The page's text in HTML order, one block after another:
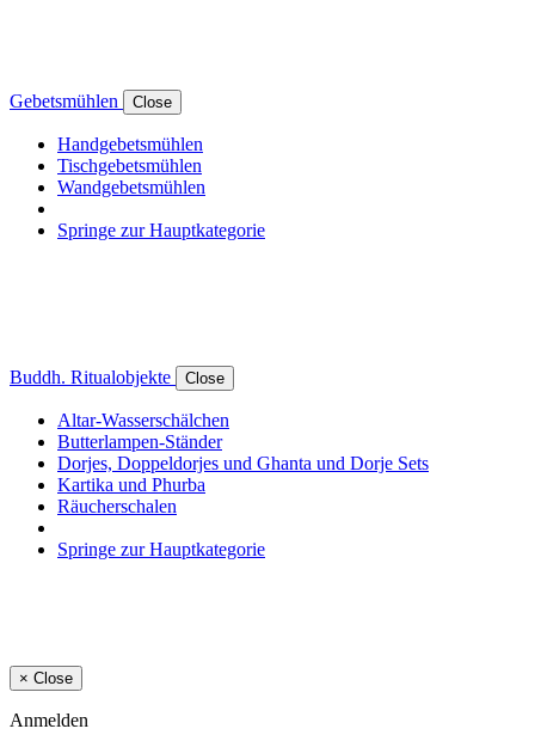
Gebetsmühlen Close
Handgebetsmühlen
Tischgebetsmühlen
Wandgebetsmühlen
Springe zur Hauptkategorie
Buddh. Ritualobjekte Close
Altar-Wasserschälchen
Butterlampen-Ständer
Dorjes, Doppeldorjes und Ghanta und Dorje Sets
Kartika und Phurba
Räucherschalen
Springe zur Hauptkategorie
× Close
Anmelden